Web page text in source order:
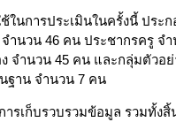
ในการประเมินในครั้งนี้ ประ
จำนวน 46 คน ประชากรครู จ
จำนวน 45 คน และกลุ่มตัวอ
ฐาน จำนวน 7 คน
ารเก็บรวบรวมข้อมูล รวมทั้ง